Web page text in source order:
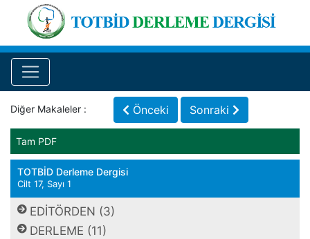
Diğer Makaleler : Önceki Sonraki
Tam PDF
TOTBİD Derleme Dergisi
Cilt 17, Sayı 1
EDİTÖRDEN (3)
DERLEME (11)